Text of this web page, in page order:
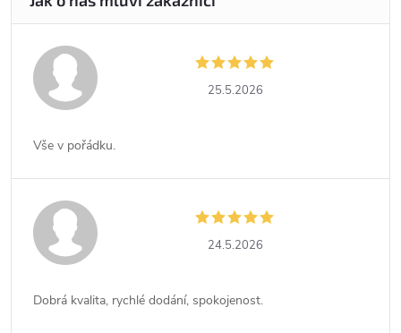
25.5.2026
Vše v pořádku.
24.5.2026
Dobrá kvalita, rychlé dodání, spokojenost.